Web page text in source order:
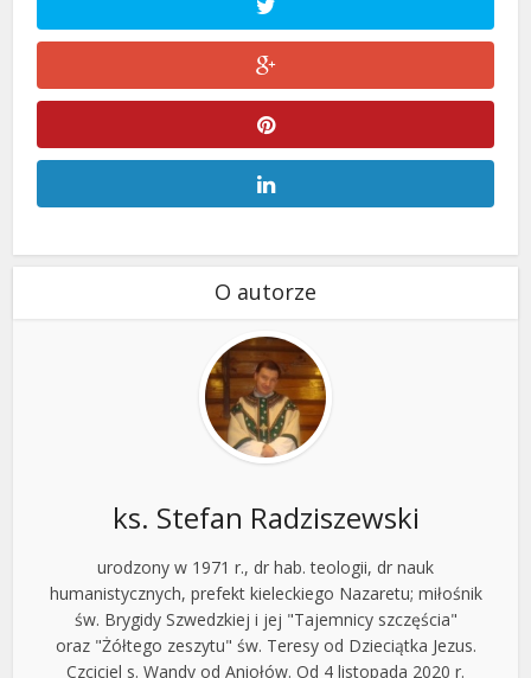
O autorze
ks. Stefan Radziszewski
urodzony w 1971 r., dr hab. teologii, dr nauk
humanistycznych, prefekt kieleckiego Nazaretu; miłośnik
św. Brygidy Szwedzkiej i jej "Tajemnicy szczęścia"
oraz "Żółtego zeszytu" św. Teresy od Dzieciątka Jezus.
Czciciel s. Wandy od Aniołów. Od 4 listopada 2020 r.